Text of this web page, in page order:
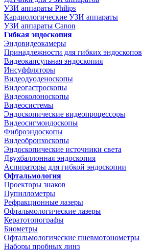
УЗИ аппараты Philips
Кардиологические УЗИ аппараты
УЗИ аппараты Canon
Гибкая эндоскопия
Эндовидеокамеры
Принадлежности для гибких эндоскопов
Видеокапсульная эндоскопия
Инсуффляторы
Видеодуоденоскопы
Видеогастроскопы
Видеоколоноскопы
Видеосистемы
Эндоскопические видеопроцессоры
Видеосигмоидоскопы
Фиброэндоскопы
Видеобронхоскопы
Эндоскопические источники света
Двухбаллонная эндоскопия
Аспираторы для гибкой эндоскопии
Офтальмология
Проекторы знаков
Пупиллометры
Рефракционные лазеры
Офтальмологические лазеры
Кератотопографы
Биометры
Офтальмологические пневмотонометры
Наборы пробных линз